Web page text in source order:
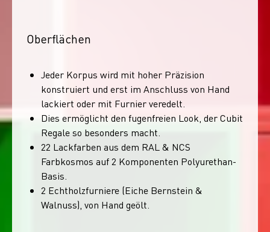
Oberflächen
Jeder Korpus wird mit hoher Präzision
konstruiert und erst im Anschluss von Hand
lackiert oder mit Furnier veredelt.
Dies ermöglicht den fugenfreien Look, der Cubit
Regale so besonders macht.
22 Lackfarben aus dem RAL & NCS
Farbkosmos auf 2 Komponenten Polyurethan-
Basis.
2 Echtholzfurniere (Eiche Bernstein &
Walnuss), von Hand geölt.